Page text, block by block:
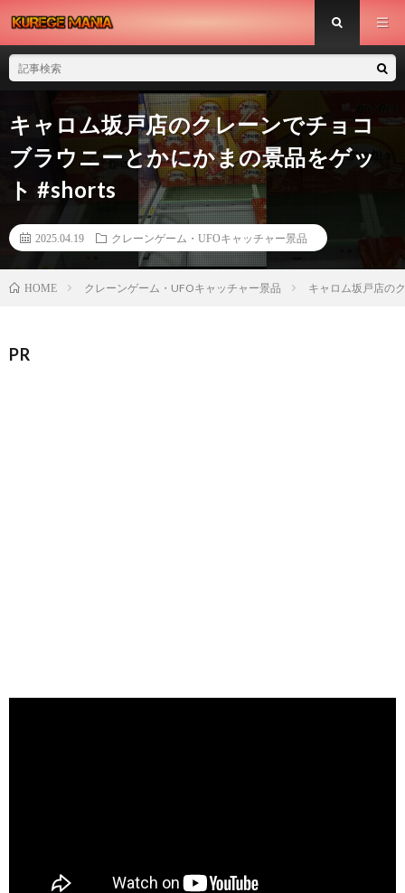
キャロム坂戸店のクレーンでチョコ
ブラウニーとかにかまの景品をゲッ
ト #shorts
2025.04.19 クレーンゲーム・UFOキャッチャー景品
HOME クレーンゲーム・UFOキャッチャー景品 キャロム坂戸店の
PR